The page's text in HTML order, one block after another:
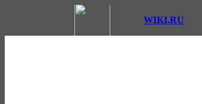
WIKI.RU